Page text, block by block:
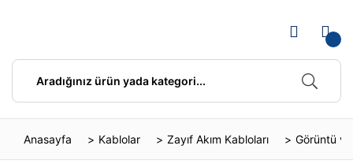
Anasayfa Kablolar Zayıf Akım Kabloları Görüntü